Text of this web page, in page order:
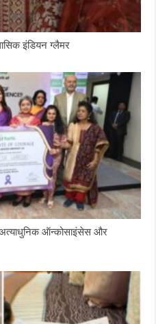
इंडियन ग्लैमर
अत्याधुनिक ऑन्कोसाइंसेस और